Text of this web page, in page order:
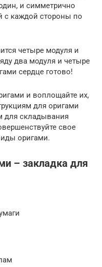
и симметрично
с каждой стороны по
четыре модуля и
два модуля и четыре
сердце готово!
и воплощайте их,
для оригами
для складывания
свое
оригами.
– закладка для